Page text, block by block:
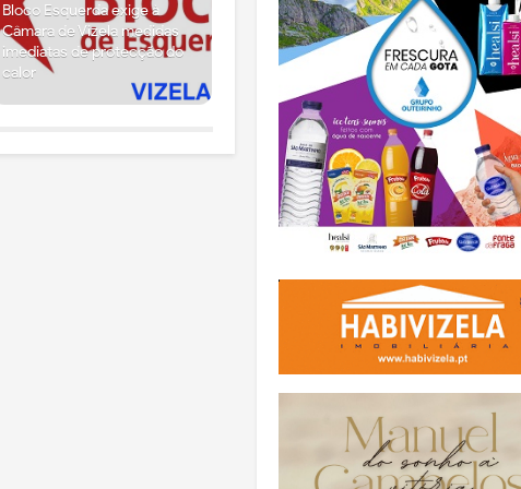
Bloco Esquerda exige à
Câmara de Vizela medidas
imediatas de protecção do
calor